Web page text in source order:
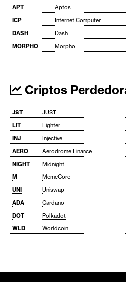
APT
Aptos
ICP
Internet Computer
DASH
Dash
MORPHO
Morpho
Criptos
JST JUST
LIT
Lighter
INJ
Injective
AERO
Aerodrome Finance
NIGHT
Midnight
M
MemeCore
UNI
Uniswap
ADA
Cardano
DOT
Polkadot
WLD
Worldcoin